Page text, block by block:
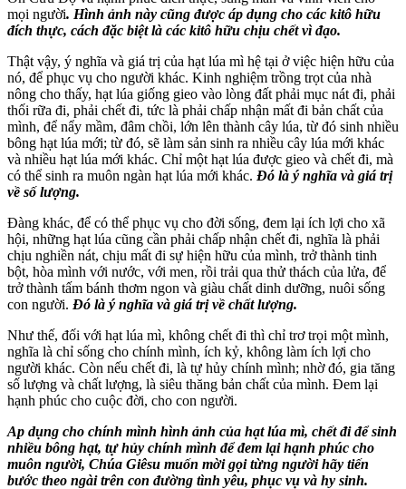
mọi người. Hình ảnh này cũng được áp dụng cho các kitô hữu
đích thực, cách đặc biệt là các kitô hữu chịu chết vì đạo.
Thật vậy, ý nghĩa và giá trị của hạt lúa mì hệ tại ở việc hiện hữu của
nó, để phục vụ cho người khác. Kinh nghiệm trồng trọt của nhà
nông cho thấy, hạt lúa giống gieo vào lòng đất phải mục nát đi, phải
thối rữa đi, phải chết đi, tức là phải chấp nhận mất đi bản chất của
mình, để nẩy mầm, đâm chồi, lớn lên thành cây lúa, từ đó sinh nhiều
bông hạt lúa mới; từ đó, sẽ làm sản sinh ra nhiều cây lúa mới khác
và nhiều hạt lúa mới khác. Chỉ một hạt lúa được gieo và chết đi, mà
có thể sinh ra muôn ngàn hạt lúa mới khác. Đó là ý nghĩa và giá trị
về số lượng.
Đàng khác, để có thể phục vụ cho đời sống, đem lại ích lợi cho xã
hội, những hạt lúa cũng cần phải chấp nhận chết đi, nghĩa là phải
chịu nghiền nát, chịu mất đi sự hiện hữu của mình, trở thành tinh
bột, hòa mình với nước, với men, rồi trải qua thử thách của lửa, để
trở thành tấm bánh thơm ngon và giàu chất dinh dưỡng, nuôi sống
con người. Đó là ý nghĩa và giá trị về chất lượng.
Như thế, đối với hạt lúa mì, không chết đi thì chỉ trơ trọi một mình,
nghĩa là chỉ sống cho chính mình, ích kỷ, không làm ích lợi cho
người khác. Còn nếu chết đi, là tự hủy chính mình; nhờ đó, gia tăng
số lượng và chất lượng, là siêu thăng bản chất của mình. Đem lại
hạnh phúc cho cuộc đời, cho con người.
Ap dụng cho chính mình hình ảnh của hạt lúa mì, chết đi để sinh
nhiều bông hạt, tự hủy chính mình để đem lại hạnh phúc cho
muôn người, Chúa Giêsu muốn mời gọi từng người hãy tiến
bước theo ngài trên con đường tình yêu, phục vụ và hy sinh.